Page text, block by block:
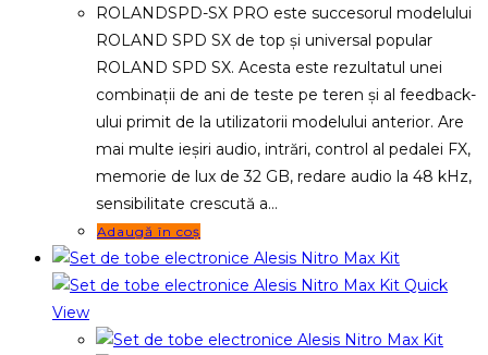
ROLANDSPD-SX PRO este succesorul modelului
ROLAND SPD SX de top și universal popular
ROLAND SPD SX. Acesta este rezultatul unei
combinații de ani de teste pe teren și al feedback-
ului primit de la utilizatorii modelului anterior. Are
mai multe ieșiri audio, intrări, control al pedalei FX,
memorie de lux de 32 GB, redare audio la 48 kHz,
sensibilitate crescută a…
Adaugă în coș
Quick
View